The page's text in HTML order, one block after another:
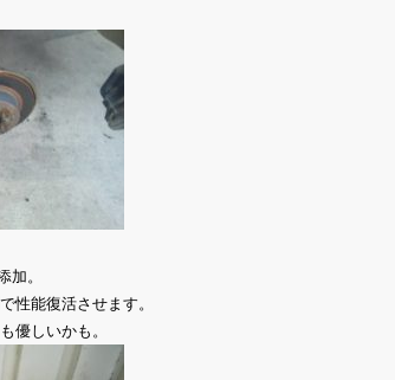
加。
性能復活させます。
優しいかも。